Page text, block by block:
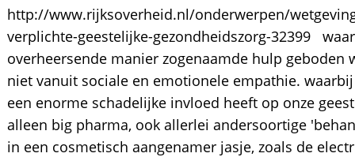
http://www.rijksoverheid.nl/onderwerpen/
verplichte-geestelijke-gezondheidszorg-32399
overheersende manier zogenaamde hulp geboden
niet vanuit sociale en emotionele empathie.
een enorme schadelijke invloed heeft op onze
alleen big pharma, ook allerlei andersoortige
in een cosmetisch aangenamer jasje, zoals de